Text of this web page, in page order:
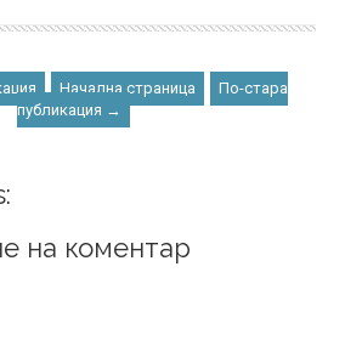
Начална страница
По-стара
публикация →
на коментар